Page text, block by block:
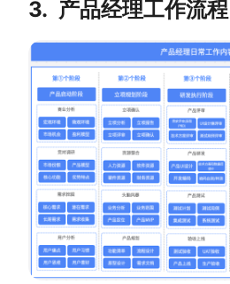
获取详细功能指南和技术支持
知识分享社区
探索创意灵感与高效协作技巧
定价
3. 产品经理工作流程